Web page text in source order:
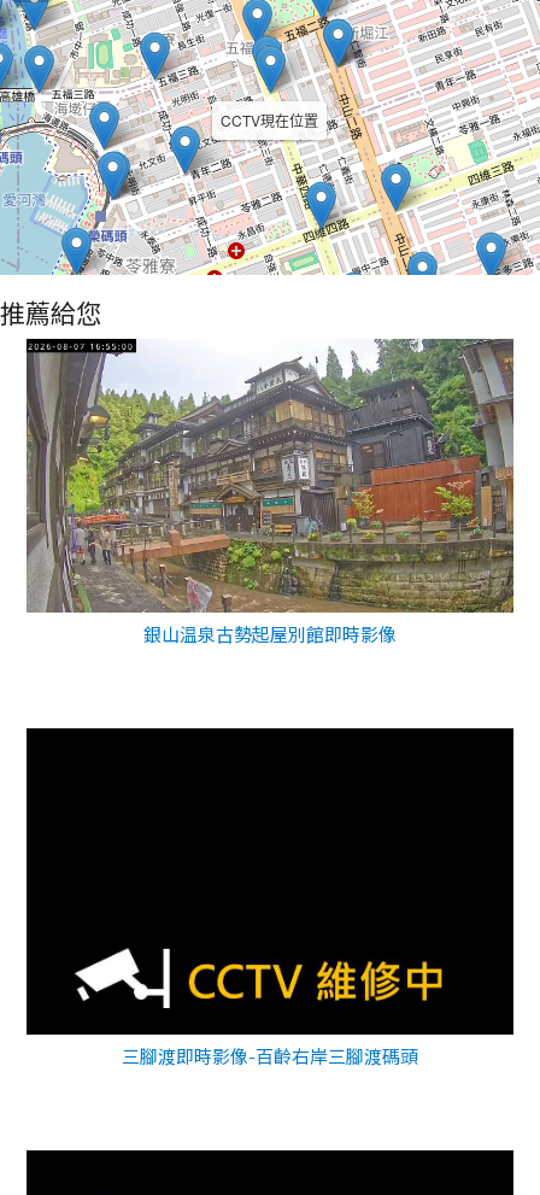
CCTV現在位置
推薦給您
銀山温泉古勢起屋別館即時影像
三腳渡即時影像-百齡右岸三腳渡碼頭